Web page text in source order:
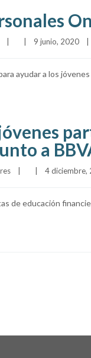
9 junio, 2020
ayudar a los
a
4
de educación